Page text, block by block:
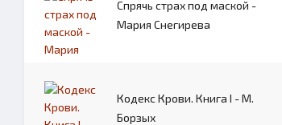
Спрячь страх под маской -
Мария Снегирева
Кодекс Крови. Книга I - М.
Борзых